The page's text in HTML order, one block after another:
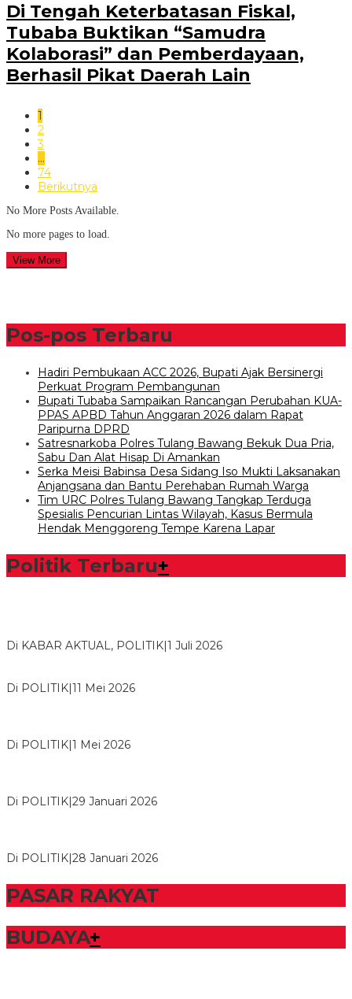
Di Tengah Keterbatasan Fiskal,
Tubaba Buktikan “Samudra
Kolaborasi” dan Pemberdayaan,
Berhasil Pikat Daerah Lain
1
2
3
…
74
Berikutnya
No More Posts Available.
No more pages to load.
View More
Pos-pos Terbaru
Hadiri Pembukaan ACC 2026, Bupati Ajak Bersinergi
Perkuat Program Pembangunan
Bupati Tubaba Sampaikan Rancangan Perubahan KUA-
PPAS APBD Tahun Anggaran 2026 dalam Rapat
Paripurna DPRD
Satresnarkoba Polres Tulang Bawang Bekuk Dua Pria,
Sabu Dan Alat Hisap Di Amankan
Serka Meisi Babinsa Desa Sidang Iso Mukti Laksanakan
Anjangsana dan Bantu Perehaban Rumah Warga
Tim URC Polres Tulang Bawang Tangkap Terduga
Spesialis Pencurian Lintas Wilayah, Kasus Bermula
Hendak Menggoreng Tempe Karena Lapar
Politik Terbaru+
Di KABAR AKTUAL, POLITIK 1 Juli 2026
Di POLITIK 11 Mei 2026
Di POLITIK 1 Mei 2026
Di POLITIK 29 Januari 2026
Di POLITIK 28 Januari 2026
PASAR RAKYAT
BUDAYA+